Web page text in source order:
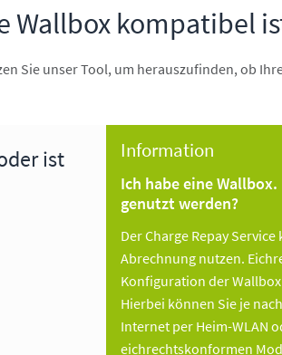
Wallbox kompatibel
Sie unser Tool, um herauszufinden, ob
ist
Information
Ich habe eine
genutzt werden?
Der Charge Repay
Abrechnung nutzen.
Konfiguration der
Hierbei können Sie je
Internet per Heim-WLAN
eichrechtskonformen